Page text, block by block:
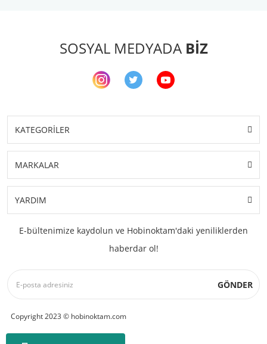
SOSYAL MEDYADA BİZ
KATEGORİLER
MARKALAR
YARDIM
E-bültenimize kaydolun ve Hobinoktam'daki yeniliklerden
haberdar ol!
GÖNDER
Copyright 2023 © hobinoktam.com